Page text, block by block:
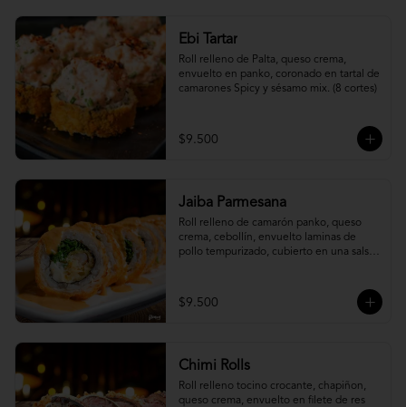
Ebi Tartar
Roll relleno de Palta, queso crema,
envuelto en panko, coronado en tartal de
camarones Spicy y sésamo mix. (8 cortes)
$9.500
Jaiba Parmesana
Roll relleno de camarón panko, queso
crema, cebollín, envuelto laminas de
pollo tempurizado, cubierto en una salsa
$9.500
Chimi Rolls
Roll relleno tocino crocante, chapiñon,
queso crema, envuelto en filete de res